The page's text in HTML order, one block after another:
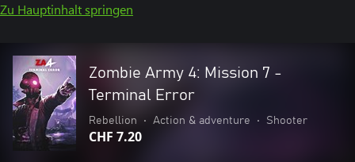
Zu Hauptinhalt springen
Zombie Army 4: Mission 7 -
Terminal Error
Rebellion • Action & adventure • Shooter
CHF 7.20